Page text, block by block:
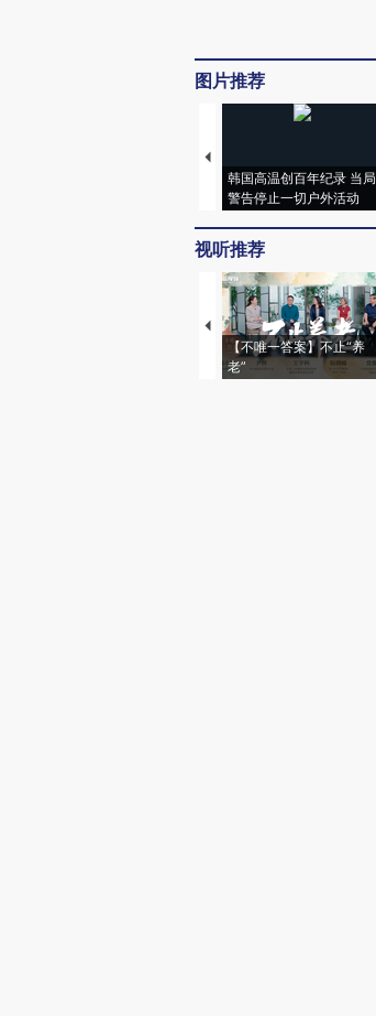
图片推荐
韩国高温创百年纪录 当局
警告停止一切户外活动
视听推荐
【不唯一答案】不止“养
老”